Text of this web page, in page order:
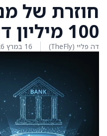
חוזרת של
100 מיליון דולר
דה פליי (TheFly) 16 במרץ 2026